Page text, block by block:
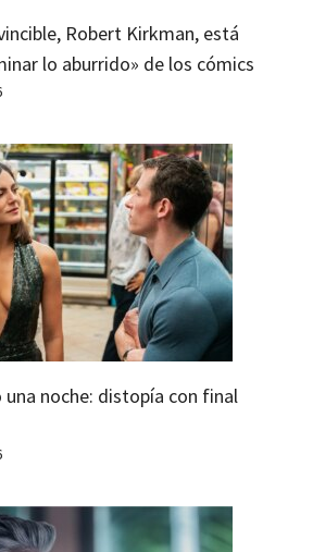
Robert Kirkman, está
lo aburrido» de los cómics
una noche: distopía con final